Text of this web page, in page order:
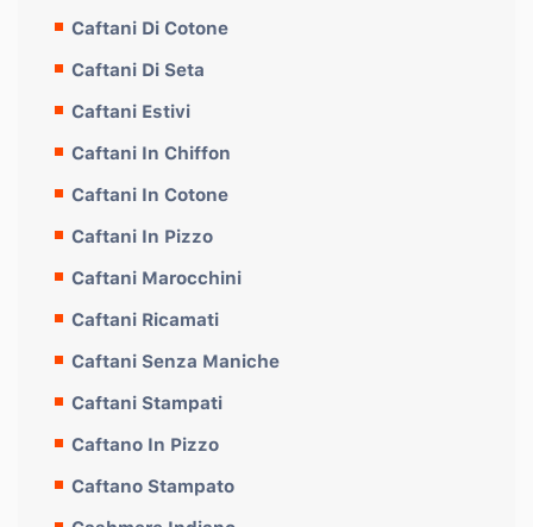
Caftani Di Cotone
Caftani Di Seta
Caftani Estivi
Caftani In Chiffon
Caftani In Cotone
Caftani In Pizzo
Caftani Marocchini
Caftani Ricamati
Caftani Senza Maniche
Caftani Stampati
Caftano In Pizzo
Caftano Stampato